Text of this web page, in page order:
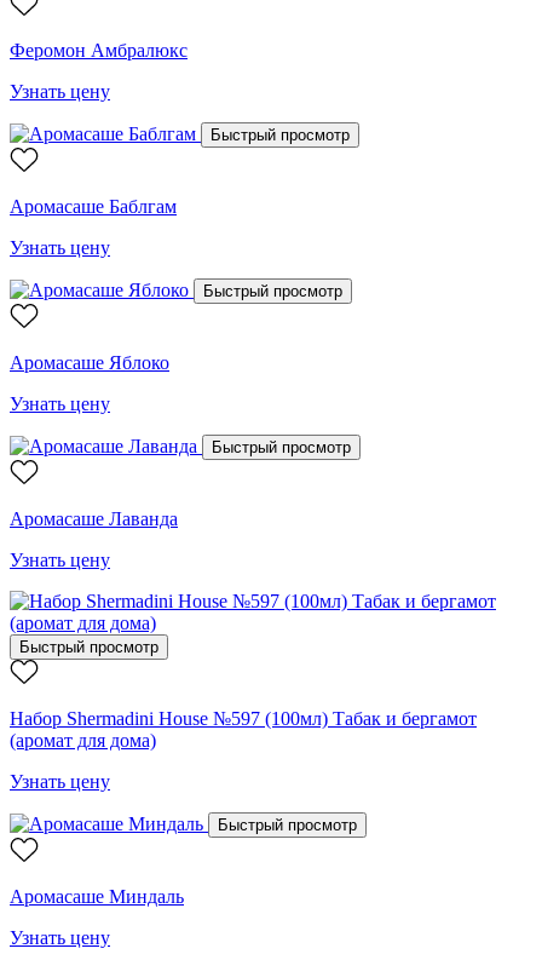
Феромон Амбралюкс
Узнать цену
Быстрый просмотр
Аромасаше Баблгам
Узнать цену
Быстрый просмотр
Аромасаше Яблоко
Узнать цену
Быстрый просмотр
Аромасаше Лаванда
Узнать цену
Быстрый просмотр
Набор Shermadini House №597 (100мл) Табак и бергамот
(аромат для дома)
Узнать цену
Быстрый просмотр
Аромасаше Миндаль
Узнать цену